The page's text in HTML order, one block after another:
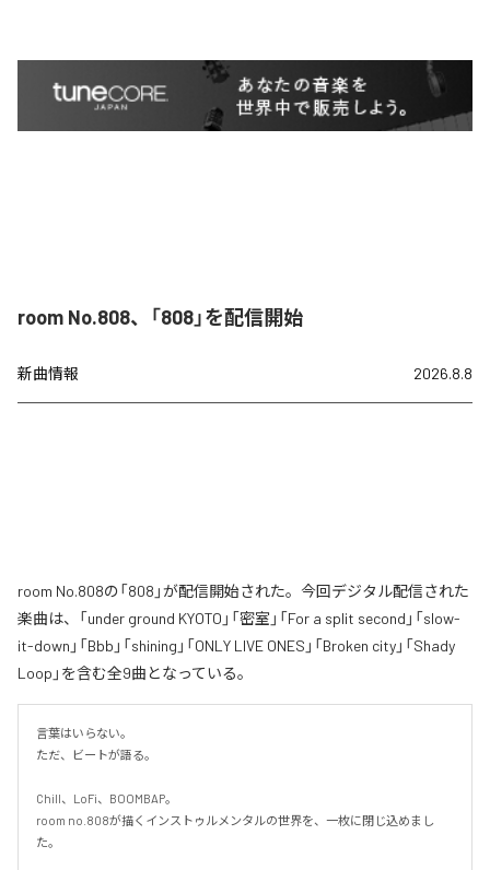
room No.808、「808」を配信開始
新曲情報 2026.8.8
room No.808の「808」が配信開始された。今回デジタル配信された
楽曲は、「under ground KYOTO」「密室」「For a split second」「slow-
it-down」「Bbb」「shining」「ONLY LIVE ONES」「Broken city」「Shady
Loop」を含む全9曲となっている。
言葉はいらない。
ただ、ビートが語る。
Chill、LoFi、BOOMBAP。
room no.808が描くインストゥルメンタルの世界を、一枚に閉じ込めまし
た。